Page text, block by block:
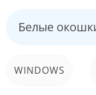
Белые
WINDOWS